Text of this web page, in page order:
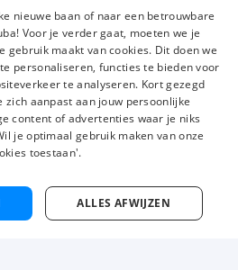
Over ons
Voor werkgevers
Contact
nieuwe baan of naar een betrouwbare
Voor je verder gaat, moeten we je
gebruik maakt van cookies. Dit doen we
personaliseren, functies te bieden voor
te analyseren. Kort gezegd
zich aanpast aan jouw persoonlijke
content of advertenties waar je niks
je optimaal gebruik maken van onze
toestaan'.
ALLES AFWIJZEN